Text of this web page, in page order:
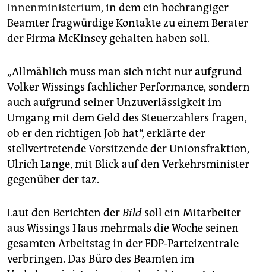
Innenministerium, in dem ein hochrangiger
Beamter fragwürdige Kontakte zu einem Berater
der Firma McKinsey gehalten haben soll.
„Allmählich muss man sich nicht nur aufgrund
Volker Wissings fachlicher Performance, sondern
auch aufgrund seiner Unzuverlässigkeit im
Umgang mit dem Geld des Steuerzahlers fragen,
ob er den richtigen Job hat“, erklärte der
stellvertretende Vorsitzende der Unionsfraktion,
Ulrich Lange, mit Blick auf den Verkehrsminister
gegenüber der taz.
Laut den Berichten derBild soll ein Mitarbeiter
aus Wissings Haus mehrmals die Woche seinen
gesamten Arbeitstag in der FDP-Parteizentrale
verbringen. Das Büro des Beamten im